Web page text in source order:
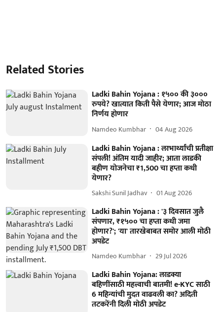
Related Stories
Ladki Bahin Yojana : १५०० की ३०००
रुपये? खात्यात किती पैसे येणार; आज मोठा
निर्णय होणार
Namdeo Kumbhar 04 Aug 2026
Ladki Bahin Yojana : लाभार्थ्यांची प्रतीक्षा
संपली! अंतिम यादी जाहीर; आता लाडकी
बहीण योजनेचा ₹1,500 चा हप्ता कधी
येणार?
Sakshi Sunil Jadhav 01 Aug 2026
Ladki Bahin Yojana : '३ दिवसात जुलै
संपणार, ₹१५०० चा हप्ता कधी जमा
होणार?'; 'या' तारखेबाबत समोर आली मोठी
अपडेट
Namdeo Kumbhar 29 Jul 2026
Ladki Bahin Yojana: लाडक्या
बहि‍णींसाठी महत्त्वाची बातमी! e-KYC साठी
6 महिन्यांची मुदत वाढवली का? अदिती
तटकरेंनी दिली मोठी अपडेट